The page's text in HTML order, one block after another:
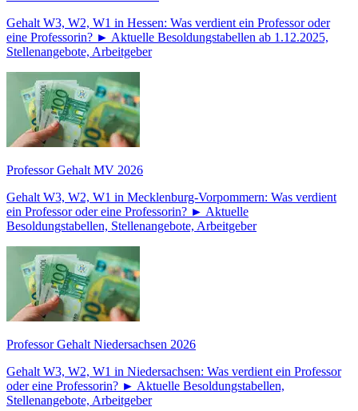
Gehalt W3, W2, W1 in Hessen: Was verdient ein Professor oder
eine Professorin? ► Aktuelle Besoldungstabellen ab 1.12.2025,
Stellenangebote, Arbeitgeber
Professor Gehalt MV 2026
Gehalt W3, W2, W1 in Mecklenburg-Vorpommern: Was verdient
ein Professor oder eine Professorin? ► Aktuelle
Besoldungstabellen, Stellenangebote, Arbeitgeber
Professor Gehalt Niedersachsen 2026
Gehalt W3, W2, W1 in Niedersachsen: Was verdient ein Professor
oder eine Professorin? ► Aktuelle Besoldungstabellen,
Stellenangebote, Arbeitgeber